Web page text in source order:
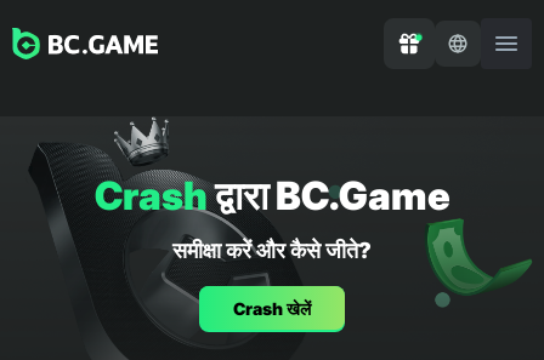
Crashद्वारा BC.Game
समीक्षा करें और कैसे जीते?
Сrash खेलें